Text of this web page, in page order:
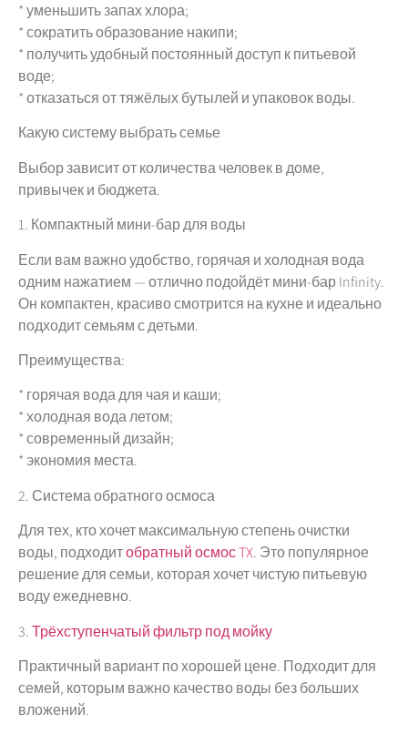
* уменьшить запах хлора;
* сократить образование накипи;
* получить удобный постоянный доступ к питьевой
воде;
* отказаться от тяжёлых бутылей и упаковок воды.
Какую систему выбрать семье
Выбор зависит от количества человек в доме,
привычек и бюджета.
1. Компактный мини-бар для воды
Если вам важно удобство, горячая и холодная вода
одним нажатием — отлично подойдёт мини-бар Infinity.
Он компактен, красиво смотрится на кухне и идеально
подходит семьям с детьми.
Преимущества:
* горячая вода для чая и каши;
* холодная вода летом;
* современный дизайн;
* экономия места.
2. Система обратного осмоса
Для тех, кто хочет максимальную степень очистки
воды, подходитобратный осмос TX. Это популярное
решение для семьи, которая хочет чистую питьевую
воду ежедневно.
3.Трёхступенчатый фильтр под мойку
Практичный вариант по хорошей цене. Подходит для
семей, которым важно качество воды без больших
вложений.